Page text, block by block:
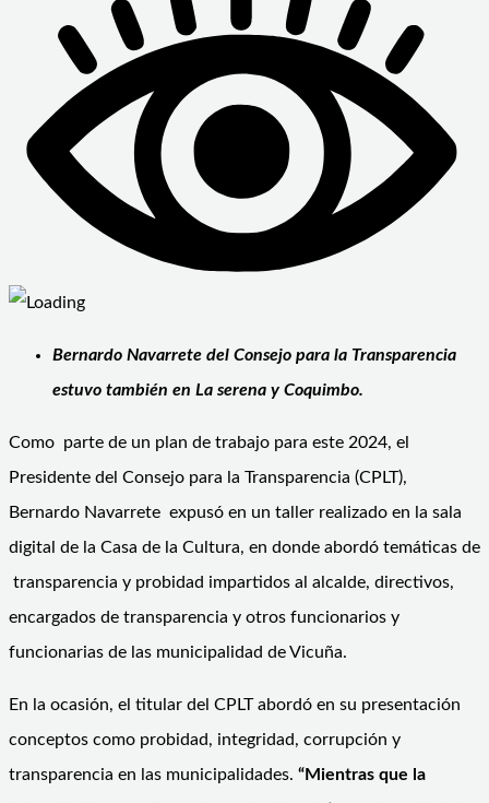
Bernardo Navarrete del Consejo para la Transparencia
estuvo también en La serena y Coquimbo.
Como parte de un plan de trabajo para este 2024, el
Presidente del Consejo para la Transparencia (CPLT),
Bernardo Navarrete expusó en un taller realizado en la sala
digital de la Casa de la Cultura, en donde abordó temáticas de
transparencia y probidad impartidos al alcalde, directivos,
encargados de transparencia y otros funcionarios y
funcionarias de las municipalidad de Vicuña.
En la ocasión, el titular del CPLT abordó en su presentación
conceptos como probidad, integridad, corrupción y
transparencia en las municipalidades. “Mientras que la